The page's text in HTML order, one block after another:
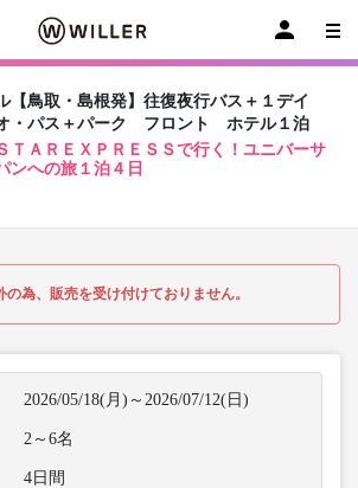
【鳥取・島根発】往復夜行バス＋１デイ
オ・パス＋パーク フロント ホテル１泊
ＴＡＲＥＸＰＲＥＳＳで行く！ユニバーサ
ンへの旅１泊４日
の為、販売を受け付けておりません。
2026/05/18(月)～2026/07/12(日)
2～6名
4日間